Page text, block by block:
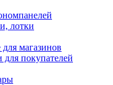
лотки
магазинов
покупателей